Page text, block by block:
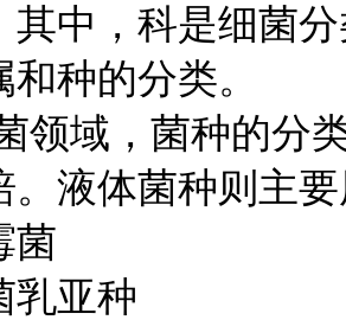
其中，科是细菌
种的分类。
域，菌种的分
。液体菌种则主
菌
乳亚种